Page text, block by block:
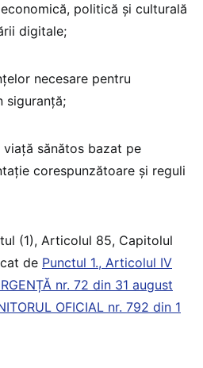
politică și culturală
digitale;
necesare pentru
siguranță;
sănătos bazat pe
corespunzătoare și reguli
(1), Articolul 85, Capitolul
de Punctul 1., Articolul IV
nr. 72 din 31 august
OFICIAL nr. 792 din 1